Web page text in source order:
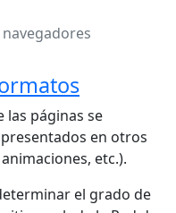
las páginas se
en otros
etc.).
el grado de